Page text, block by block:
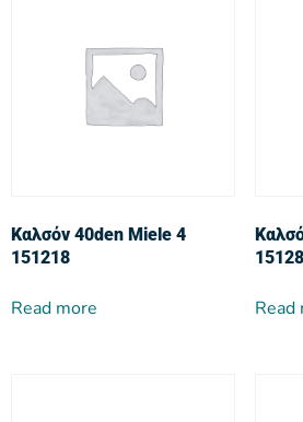
Καλσόν 40den Miele 4
151218
Read more Read